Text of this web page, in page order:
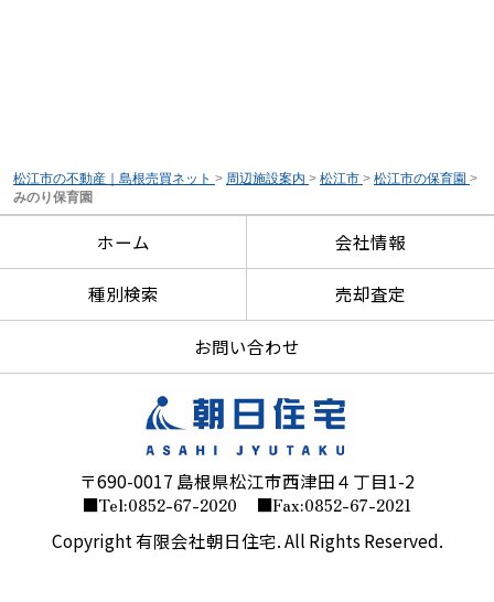
松江市の不動産｜島根売買ネット > 周辺施設案内 > 松江市 > 松江市の保育園 >
みのり保育園
ホーム 会社情報
種別検索 売却査定
お問い合わせ
〒690-0017 島根県松江市西津田４丁目1-2
■Tel:0852-67-2020 ■Fax:0852-67-2021
Copyright 有限会社朝日住宅. All Rights Reserved.